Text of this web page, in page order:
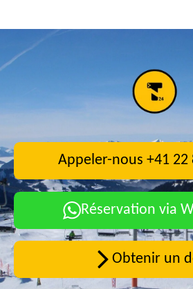
Appeler-nous +41 22
Réservation via
Obtenir un